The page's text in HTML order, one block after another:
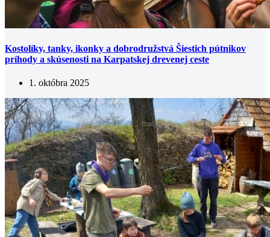
Kostolíky, tanky, ikonky a dobrodružstvá Šiestich pútnikov
príhody a skúsenosti na Karpatskej drevenej ceste
1. októbra 2025